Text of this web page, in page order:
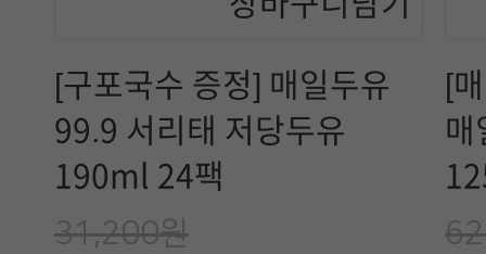
[구포국수 증정] 매일두유
99.9 서리태 저당두유
190ml 24팩
31,200원
[
매